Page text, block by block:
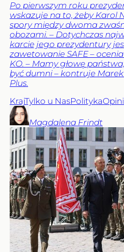
Po pierwszym roku
wskazuje na to, żeby Karol
spory między dwoma
obozami. – Dotychczas
karcie jego prezydentury
zawetowanie SAFE –
KO. – Mamy głowę
być dumni – kontruje
Plus.
KrajTylko u NasPolityka
Magdalena Frindt